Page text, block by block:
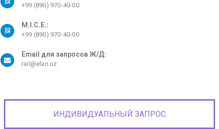
+99 (890) 970-40-00
M.I.C.E.:
+99 (890) 970-40-00
Email для запросов Ж/Д:
rail@elan.uz
ИНДИВИДУАЛЬНЫЙ ЗАПРОС